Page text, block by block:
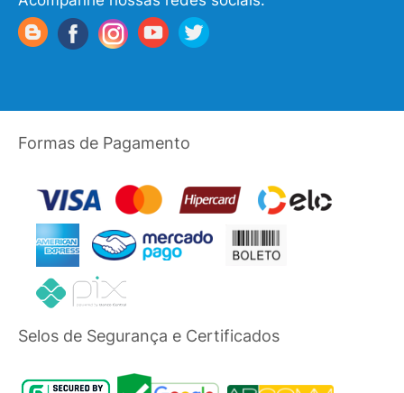
Formas de Pagamento
Selos de Segurança e Certificados